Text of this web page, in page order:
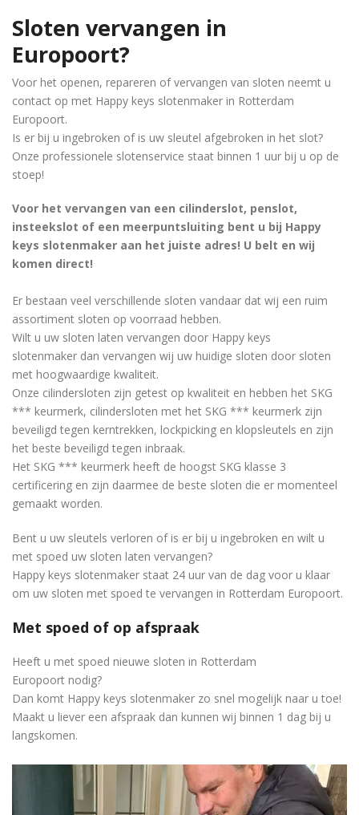
Sloten vervangen in
Europoort?
Voor het openen, repareren of vervangen van sloten neemt u
contact op met Happy keys slotenmaker in Rotterdam
Europoort.
Is er bij u ingebroken of is uw sleutel afgebroken in het slot?
Onze professionele slotenservice staat binnen 1 uur bij u op de
stoep!
Voor het vervangen van een cilinderslot, penslot,
insteekslot of een meerpuntsluiting bent u bij Happy
keys slotenmaker aan het juiste adres! U belt en wij
komen direct!
Er bestaan ​​veel verschillende sloten vandaar dat wij een ruim
assortiment sloten op voorraad hebben.
Wilt u uw sloten laten vervangen door Happy keys
slotenmaker dan vervangen wij uw huidige sloten door sloten
met hoogwaardige kwaliteit.
Onze cilindersloten zijn getest op kwaliteit en hebben het SKG
*** keurmerk, cilindersloten met het SKG *** keurmerk zijn
beveiligd tegen kerntrekken, lockpicking en klopsleutels en zijn
het beste beveiligd tegen inbraak.
Het SKG *** keurmerk heeft de hoogst SKG klasse 3
certificering en zijn daarmee de beste sloten die er momenteel
gemaakt worden.
Bent u uw sleutels verloren of is er bij u ingebroken en wilt u
met spoed uw sloten laten vervangen?
Happy keys slotenmaker staat 24 uur van de dag voor u klaar
om uw sloten met spoed te vervangen in Rotterdam Europoort.
Met spoed of op afspraak
Heeft u met spoed nieuwe sloten in Rotterdam
Europoort nodig?
Dan komt Happy keys slotenmaker zo snel mogelijk naar u toe!
Maakt u liever een afspraak dan kunnen wij binnen 1 dag bij u
langskomen.